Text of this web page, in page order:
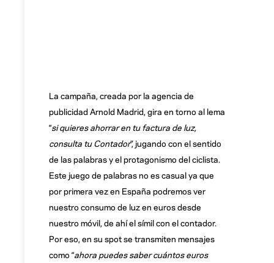
La campaña, creada por la agencia de
publicidad Arnold Madrid, gira en torno al lema
“si quieres ahorrar en tu factura de luz,
consulta tu Contador”, jugando con el sentido
de las palabras y el protagonismo del ciclista.
Este juego de palabras no es casual ya que
por primera vez en España podremos ver
nuestro consumo de luz en euros desde
nuestro móvil, de ahí el símil con el contador.
Por eso, en su spot se transmiten mensajes
como “ahora puedes saber cuántos euros